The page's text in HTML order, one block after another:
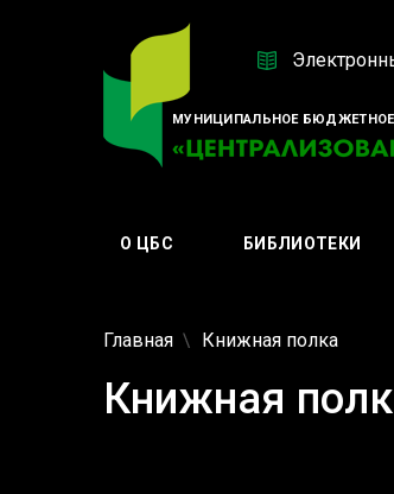
МУНИЦИПАЛЬНОЕ БЮДЖЕТНОЕ
О ЦБС БИБЛИОТЕКИ
Главная Книжная полка
Книжная